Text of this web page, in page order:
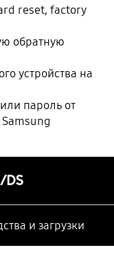
reset, factory
обратную
устройства на
пароль от
Samsung
DS
и загрузки